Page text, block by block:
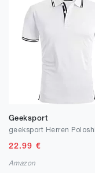
Geeksport
22.99 €
Amazon